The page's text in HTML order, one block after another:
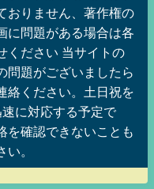
おりません、著作権の
に問題がある場合は各
ください 当サイトの
問題がございましたら
絡ください。土日祝を
に対応する予定で
を確認できないことも
い。